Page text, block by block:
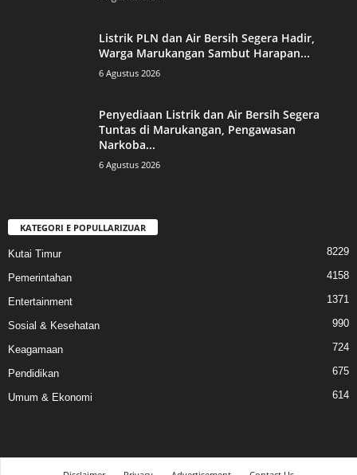
Listrik PLN dan Air Bersih Segera Hadir,
Warga Marukangan Sambut Harapan...
6 Agustus 2026
Penyediaan Listrik dan Air Bersih Segera
Tuntas di Marukangan, Pengawasan
Narkoba...
6 Agustus 2026
KATEGORI E POPULLARIZUAR
Kutai Timur 8229
Pemerintahan 4158
Entertainment 1371
Sosial & Kesehatan 990
Keagamaan 724
Pendidikan 675
Umum & Ekonomi 614